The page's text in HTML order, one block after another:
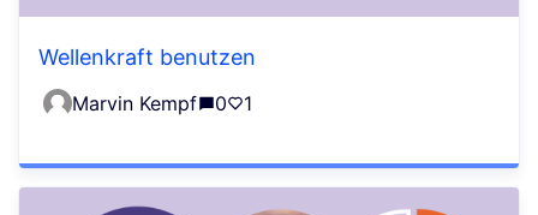
Wellenkraft benutzen
Marvin Kempf 0 1